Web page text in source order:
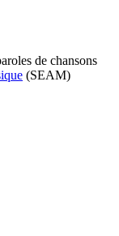
de chansons
(SEAM)